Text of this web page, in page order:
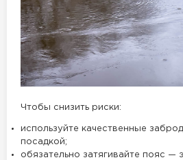
Чтобы снизить риски:
используйте качественные
посадкой;
обязательно затягивайте пояс —